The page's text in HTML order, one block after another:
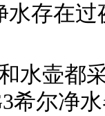
水存在
水壶都
希尔净